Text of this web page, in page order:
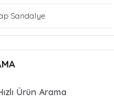
Sandalye
Ürün Arama